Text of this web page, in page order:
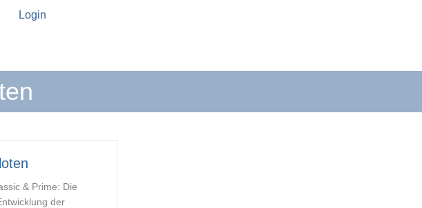
Login
die Pfeile nach oben und unten, um sie zu überprüfen, und die
& Prime: Die
der